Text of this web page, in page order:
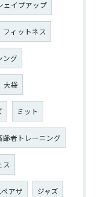
ェイプアップ
フィットネス
ング
大袋
ミット
齢者トレーニング
ス
ペアザ ジャズ